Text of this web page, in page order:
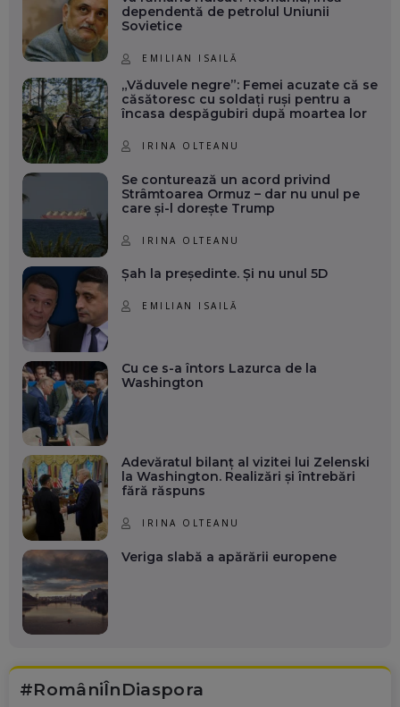
dependentă de petrolul Uniunii
Sovietice
EMILIAN ISAILĂ
„Văduvele negre”: Femei acuzate că se
căsătoresc cu soldați ruși pentru a
încasa despăgubiri după moartea lor
IRINA OLTEANU
Se conturează un acord privind
Strâmtoarea Ormuz – dar nu unul pe
care și-l dorește Trump
IRINA OLTEANU
Șah la președinte. Și nu unul 5D
EMILIAN ISAILĂ
Cu ce s-a întors Lazurca de la
Washington
Adevăratul bilanț al vizitei lui Zelenski
la Washington. Realizări și întrebări
fără răspuns
IRINA OLTEANU
Veriga slabă a apărării europene
#RomâniÎnDiaspora